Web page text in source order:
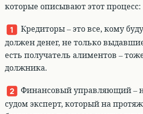
которые описывают этот процесс:
Кредиторы – это все, кому
должен денег, не только
есть получатель алиментов –
должника.
Финансовый управляющий –
судом эксперт, который на